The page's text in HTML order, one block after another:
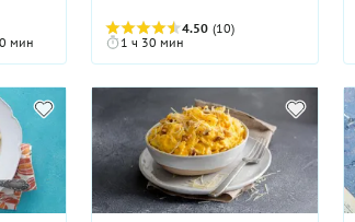
мин
4.50 (10)
1 ч 30 мин